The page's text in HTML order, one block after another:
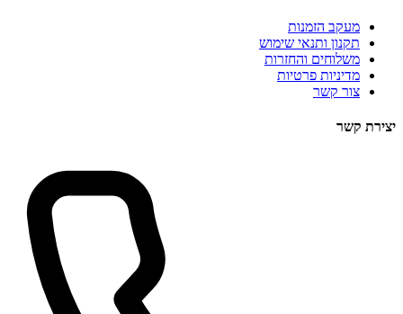
מעקב הזמנות
תקנון ותנאי שימוש
משלוחים והחזרות
מדיניות פרטיות
צור קשר
יצירת קשר